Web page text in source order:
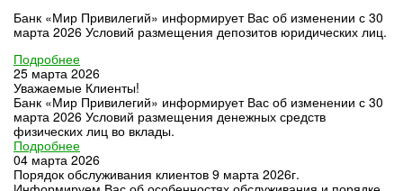
Банк «Мир Привилегий» информирует Вас об изменении с 30
марта 2026 Условий размещения депозитов юридических лиц.
Подробнее
25 марта 2026
Уважаемые Клиенты!
Банк «Мир Привилегий» информирует Вас об изменении с 30
марта 2026 Условий размещения денежных средств
физических лиц во вклады.
Подробнее
04 марта 2026
Порядок обслуживания клиентов 9 марта 2026г.